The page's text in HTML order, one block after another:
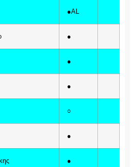
●AL
●
●
●
○
●
●